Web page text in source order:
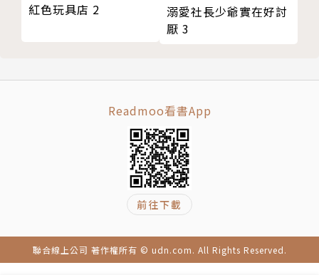
紅色玩具店 2
溺愛社長少爺實在好討
厭 3
Readmoo看書App
前往下載
聯合線上公司 著作權所有 © udn.com. All Rights Reserved.